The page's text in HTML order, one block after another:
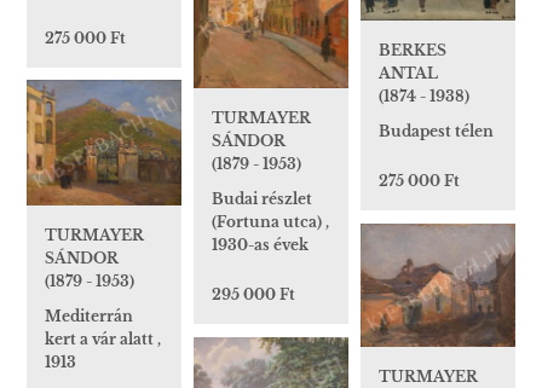
275 000 Ft
BERKES
ANTAL
(1874 - 1938)
Budapest télen
275 000 Ft
TURMAYER
SÁNDOR
(1879 - 1953)
Budai részlet
(Fortuna utca) ,
1930-as évek
295 000 Ft
TURMAYER
SÁNDOR
(1879 - 1953)
Mediterrán
kert a vár alatt ,
1913
TURMAYER